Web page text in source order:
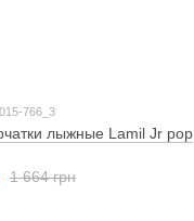
766_3
лыжные Lamil Jr pop
1 664 грн